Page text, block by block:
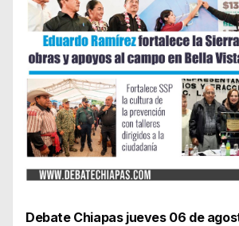
Debate Chiapas jueves 06 de